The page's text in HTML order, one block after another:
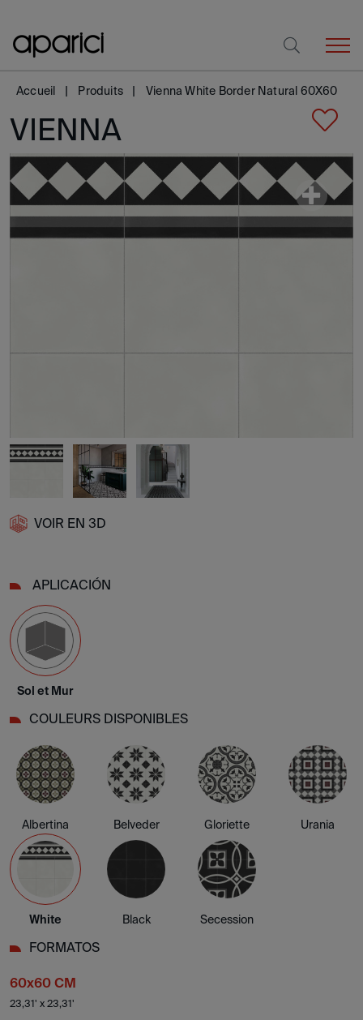
Accueil Produits Vienna White Border Natural 60X60
VIENNA
VOIR EN 3D
APLICACIÓN
Sol et Mur
COULEURS DISPONIBLES
Albertina Belveder Gloriette Urania
White Black Secession
FORMATOS
60x60 CM
23,31' x 23,31'